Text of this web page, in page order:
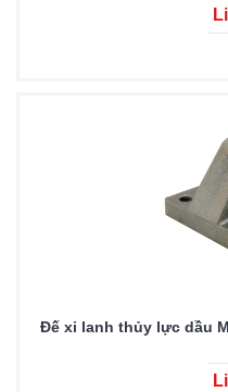
Đế xi lanh thủy lực dầu